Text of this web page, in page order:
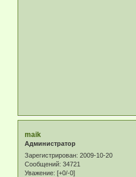
maik
Администратор
Зарегистрирован: 2009-10-20
Сообщений: 34721
Уважение: [+0/-0]